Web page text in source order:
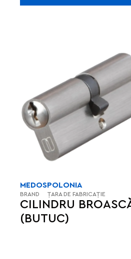
CILINDRU
(BUTUC)
MEDOS
BRAND
POLONIA
ȚARA DE FABRICAȚIE